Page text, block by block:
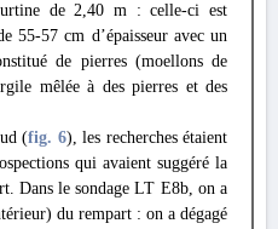
de 2,40 m : celle-ci est
55-57 cm d’épaisseur avec un
de pierres (moellons de
mêlée à des pierres et des
(fig. 6), les recherches étaient
qui avaient suggéré la
Dans le sondage LT E8b, on a
du rempart : on a dégagé